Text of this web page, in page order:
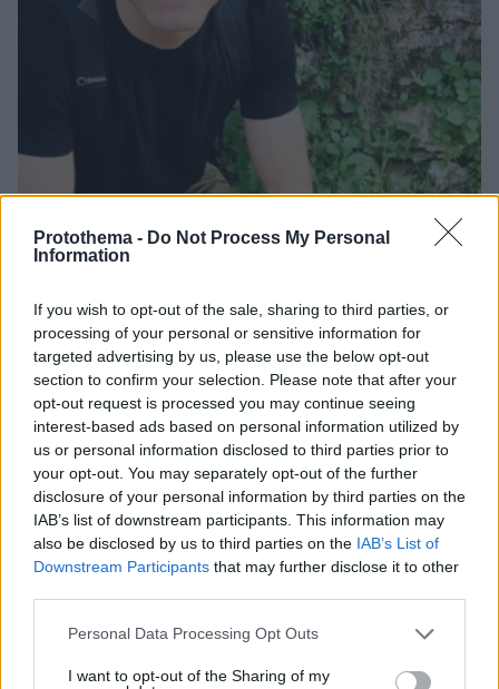
Protothema - Do Not Process My Personal
Information
If you wish to opt-out of the sale, sharing to third parties, or
processing of your personal or sensitive information for
targeted advertising by us, please use the below opt-out
section to confirm your selection. Please note that after your
opt-out request is processed you may continue seeing
interest-based ads based on personal information utilized by
us or personal information disclosed to third parties prior to
your opt-out. You may separately opt-out of the further
disclosure of your personal information by third parties on the
IAB’s list of downstream participants. This information may
also be disclosed by us to third parties on the IAB’s List of
Downstream Participants that may further disclose it to other
Please note that this website/app uses one or more Google
not limited to your visit or usage behaviour. You may click to
Personal Data Processing Opt Outs
I want to opt-out of the Sharing of my
Από τη Μόρια στον γάμο, τη ΜΚΟ και την
κατηγορία για φόνο: Η σκοτεινή διαδρομή του
26χρονου Αφγανού που σκότωσε τη Βρετανίδα
στην Κυψέλη
Εντοπίστηκε η «Αράχνη» του Άσαντ:
Πώς ένα ξεχασμένο σημειωματάριο
οδήγησε στα ίχνη του διαβόητου
αρχικατασκόπου
08.08.2026, 10:56 25
Βρέθηκε σορός σε σπηλιά κοντά στο
Λυκαβηττό